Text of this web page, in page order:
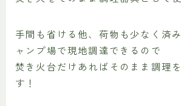
手間も省ける他、荷物も少なく済
ャンプ場で現地調達できるので
焚き火台だけあればそのまま調理
す！